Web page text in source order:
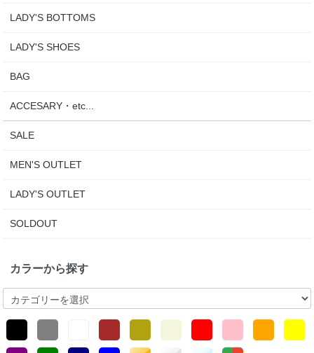
LADY'S BOTTOMS
LADY'S SHOES
BAG
ACCESARY・etc...
SALE
MEN'S OUTLET
LADY'S OUTLET
SOLDOUT
カラーから探す